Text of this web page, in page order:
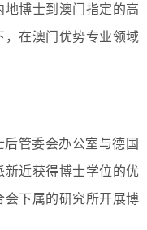
博士到澳门指定的高
在澳门优势专业领域
管委会办公室与德国
新近获得博士学位的优
下属的研究所开展博